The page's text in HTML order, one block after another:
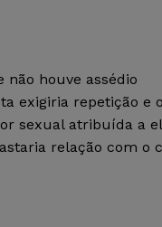
houve assédio
exigiria repetição
sexual atribuída a
relação com o